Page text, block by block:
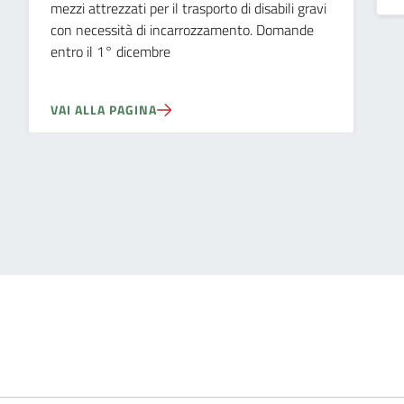
mezzi attrezzati per il trasporto di disabili gravi
con necessità di incarrozzamento. Domande
entro il 1° dicembre
VAI ALLA PAGINA